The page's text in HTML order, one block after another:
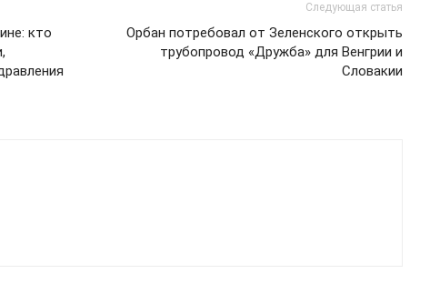
кто
Следующая статья
Орбан потребовал от Зеленского открыть
трубопровод «Дружба» для Венгрии и
Словакии